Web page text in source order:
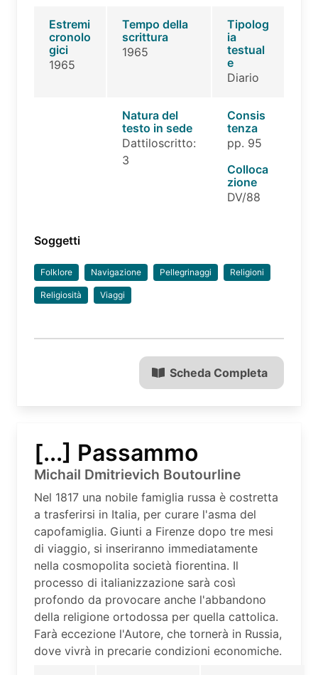
Estremi
cronolo
gici
1965
Tempo della
scrittura
1965
Tipolog
ia
testual
e
Diario
Natura del
testo in sede
Dattiloscritto:
3
Consis
tenza
pp. 95
Colloca
zione
DV/88
Soggetti
Folklore Navigazione Pellegrinaggi Religioni
Religiosità Viaggi
Scheda Completa
[...] Passammo
Michail Dmitrievich Boutourline
Nel 1817 una nobile famiglia russa è costretta
a trasferirsi in Italia, per curare l'asma del
capofamiglia. Giunti a Firenze dopo tre mesi
di viaggio, si inseriranno immediatamente
nella cosmopolita società fiorentina. Il
processo di italianizzazione sarà così
profondo da provocare anche l'abbandono
della religione ortodossa per quella cattolica.
Farà eccezione l'Autore, che tornerà in Russia,
dove vivrà in precarie condizioni economiche.